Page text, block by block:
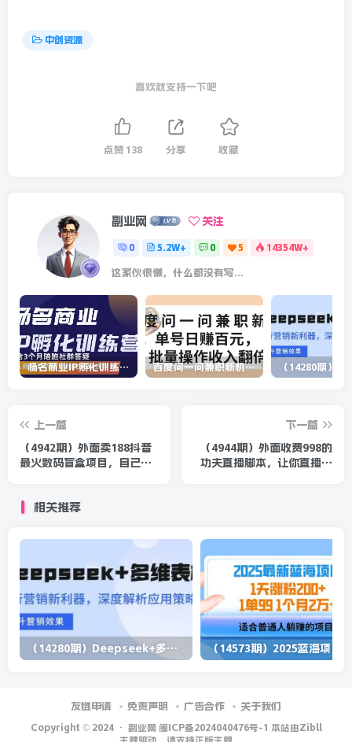
中创资源
喜欢就支持一下吧
点赞 138 分享 收藏
副业网 关注
0 5.2W+ 0 5 14354W+
这家伙很懒，什么都没有写...
杨名商业IP孵化训练营，从商业到内容到转化一站式学 价值5980元 百度问一问兼职新机遇，单号日赚百元，批量操作收入翻倍
上一篇
（4942期）外面卖188抖音
最火数码盲盒项目，自己搭
下一篇
（4944期）外面收费998的
功夫直播脚本，让你直播变
相关推荐
（14280期）Deepseek+多维表格，银行营销新利器，深度解析应用策略，提升营销效果
友链申请 免责声明 广告合作 关于我们
Copyright © 2024 · 副业网 闽ICP备2024040476号-1 本站由Zibll